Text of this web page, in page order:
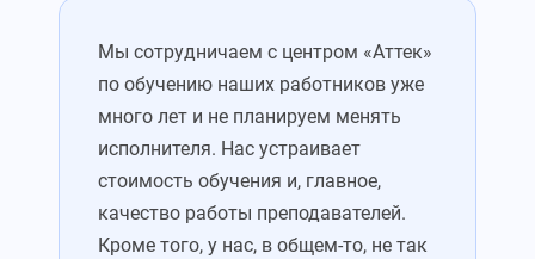
Мы сотрудничаем с центром «Аттек»
по обучению наших работников уже
много лет и не планируем менять
исполнителя. Нас устраивает
стоимость обучения и, главное,
качество работы преподавателей.
Кроме того, у нас, в общем-то, не так